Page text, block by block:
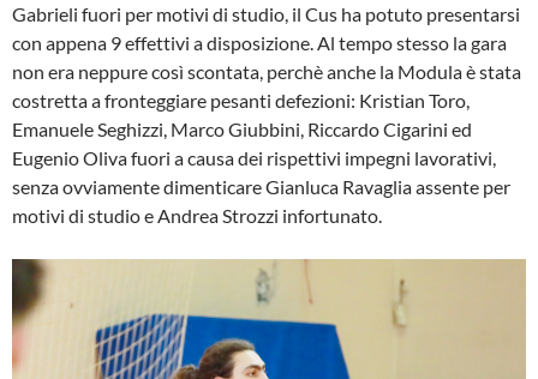
Gabrieli fuori per motivi di studio, il Cus ha potuto presentarsi
con appena 9 effettivi a disposizione. Al tempo stesso la gara
non era neppure così scontata, perchè anche la Modula è stata
costretta a fronteggiare pesanti defezioni: Kristian Toro,
Emanuele Seghizzi, Marco Giubbini, Riccardo Cigarini ed
Eugenio Oliva fuori a causa dei rispettivi impegni lavorativi,
senza ovviamente dimenticare Gianluca Ravaglia assente per
motivi di studio e Andrea Strozzi infortunato.